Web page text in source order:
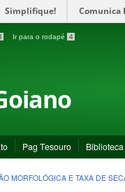
Simplifique! Comunica
Ir para o rodapé 4
Pag Tesouro Biblioteca
MORFOLÓGICA E TAXA DE